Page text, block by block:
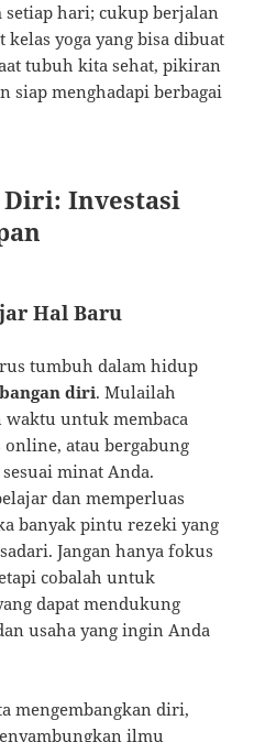
hari; cukup berjalan
yoga yang bisa dibuat
tubuh kita sehat, pikiran
siap menghadapi berbagai
Diri: Investasi
Hal Baru
tumbuh dalam hidup
diri. Mulailah
waktu untuk membaca
atau bergabung
minat Anda.
dan memperluas
banyak pintu rezeki yang
Jangan hanya fokus
cobalah untuk
dapat mendukung
usaha yang ingin Anda
mengembangkan diri,
ilmu